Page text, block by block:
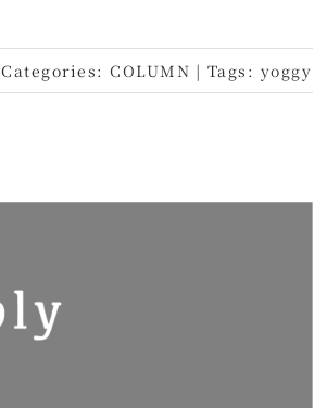
Categories:COLUMN | Tags: yoggy